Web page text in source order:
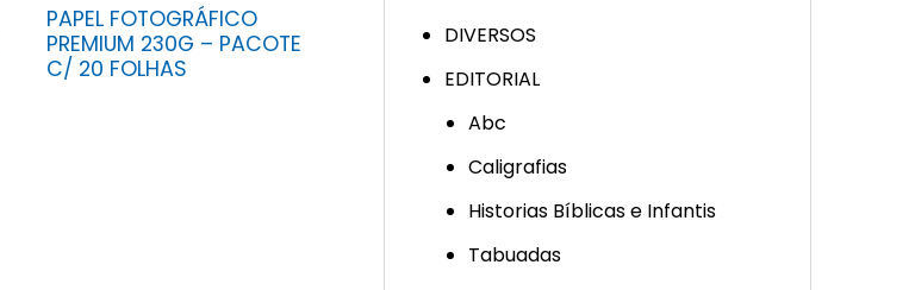
PAPEL FOTOGRÁFICO
PREMIUM 230G – PACOTE
C/ 20 FOLHAS
DIVERSOS
EDITORIAL
Abc
Caligrafias
Historias Bíblicas e Infantis
Tabuadas